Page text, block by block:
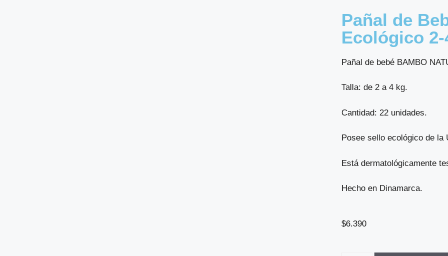
Pañal de
Ecológico
Pañal de bebé BAMBO
Talla: de 2 a 4 kg.
Cantidad: 22 unidades.
Posee sello ecológico de la
Está dermatológicamente
Hecho en Dinamarca.
$6.390